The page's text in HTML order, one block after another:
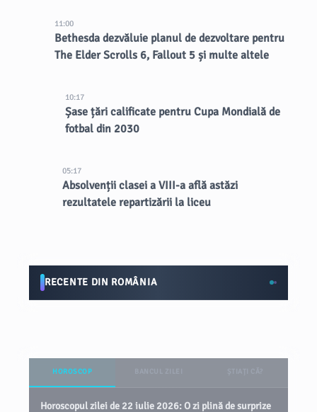
11:00
Bethesda dezvăluie planul de dezvoltare pentru
The Elder Scrolls 6, Fallout 5 și multe altele
10:17
Șase țări calificate pentru Cupa Mondială de
fotbal din 2030
05:17
Absolvenții clasei a VIII-a află astăzi
rezultatele repartizării la liceu
RECENTE DIN ROMÂNIA
HOROSCOP
Horoscopul zilei de 22 iulie 2026: O zi plină de surprize